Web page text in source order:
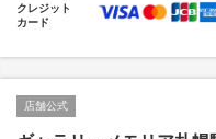
クレジット
カード
店舗公式